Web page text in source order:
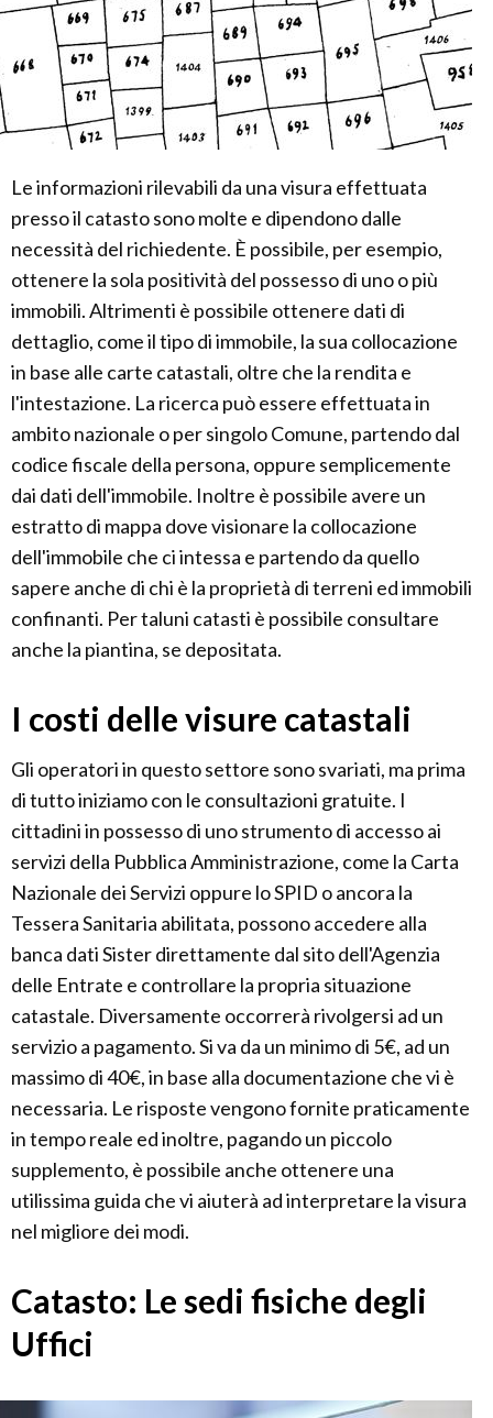
Le informazioni rilevabili da una visura effettuata
presso il catasto sono molte e dipendono dalle
necessità del richiedente. È possibile, per esempio,
ottenere la sola positività del possesso di uno o più
immobili. Altrimenti è possibile ottenere dati di
dettaglio, come il tipo di immobile, la sua collocazione
in base alle carte catastali, oltre che la rendita e
l'intestazione. La ricerca può essere effettuata in
ambito nazionale o per singolo Comune, partendo dal
codice fiscale della persona, oppure semplicemente
dai dati dell'immobile. Inoltre è possibile avere un
estratto di mappa dove visionare la collocazione
dell'immobile che ci intessa e partendo da quello
sapere anche di chi è la proprietà di terreni ed immobili
confinanti. Per taluni catasti è possibile consultare
anche la piantina, se depositata.
I costi delle visure catastali
Gli operatori in questo settore sono svariati, ma prima
di tutto iniziamo con le consultazioni gratuite. I
cittadini in possesso di uno strumento di accesso ai
servizi della Pubblica Amministrazione, come la Carta
Nazionale dei Servizi oppure lo SPID o ancora la
Tessera Sanitaria abilitata, possono accedere alla
banca dati Sister direttamente dal sito dell'Agenzia
delle Entrate e controllare la propria situazione
catastale. Diversamente occorrerà rivolgersi ad un
servizio a pagamento. Si va da un minimo di 5€, ad un
massimo di 40€, in base alla documentazione che vi è
necessaria. Le risposte vengono fornite praticamente
in tempo reale ed inoltre, pagando un piccolo
supplemento, è possibile anche ottenere una
utilissima guida che vi aiuterà ad interpretare la visura
nel migliore dei modi.
Catasto: Le sedi fisiche degli
Uffici